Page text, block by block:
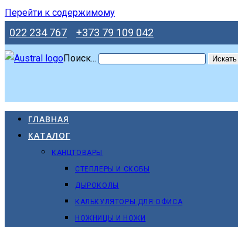
Перейти к содержимому
022 234 767 +373 79 109 042
Поиск... Искать
ГЛАВНАЯ
КАТАЛОГ
КАНЦТОВАРЫ
СТЕПЛЕРЫ И СКОБЫ
ДЫРОКОЛЫ
КАЛЬКУЛЯТОРЫ ДЛЯ ОФИСА
НОЖНИЦЫ И НОЖИ